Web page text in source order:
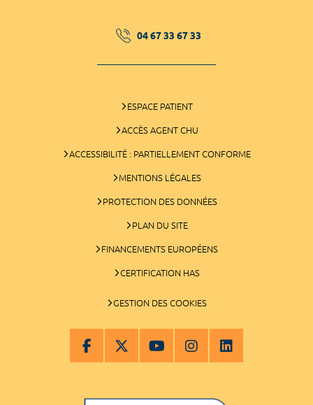
04 67 33 67 33
ESPACE PATIENT
ACCÈS AGENT CHU
ACCESSIBILITÉ : PARTIELLEMENT CONFORME
MENTIONS LÉGALES
PROTECTION DES DONNÉES
PLAN DU SITE
FINANCEMENTS EUROPÉENS
CERTIFICATION HAS
GESTION DES COOKIES